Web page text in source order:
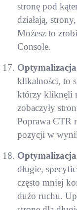
stronę pod
działają,
Możesz to
Console.
klikalności, to
którzy kliknęli
zobaczyły
Poprawa CTR
pozycji w
Optymalizacja
długie,
często mniej
dużo ruchu.